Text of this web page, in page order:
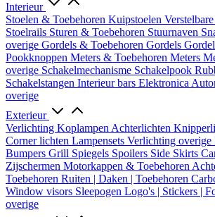
Interieur
Stoelen & Toebehoren Kuipstoelen
Stoelrails Sturen & Toebehoren Stuurnaven
overige Gordels & Toebehoren Gordels
Pookknoppen Meters & Toebehoren Meters
overige Schakelmechanisme Schakelpook
Schakelstangen Interieur bars Elektronica
overige
Exterieur
Verlichting Koplampen Achterlichten
Corner lichten Lampensets Verlichting overige
Bumpers Grill Spiegels Spoilers Side Skirts
Zijschermen Motorkappen & Toebehoren
Toebehoren Ruiten | Daken | Toebehoren
Window visors Sleepogen Logo's | Stickers |
overige